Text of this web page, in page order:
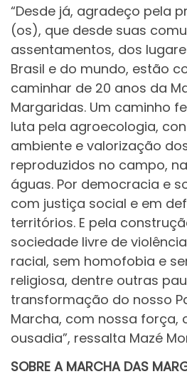
“Desde já, agradeço pela
(os), que desde suas
assentamentos, dos
Brasil e do mundo, estão
caminhar de 20 anos da
Margaridas. Um caminho
luta pela agroecologia,
ambiente e valorização
reproduzidos no campo,
águas. Por democracia e
com justiça social e em
territórios. E pela
sociedade livre de
racial, sem homofobia e
religiosa, dentre outras
transformação do nosso
Marcha, com nossa força,
ousadia”, ressalta Mazé
SOBRE A MARCHA DAS